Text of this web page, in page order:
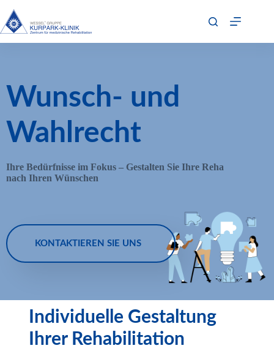
Wunsch- und
Wahlrecht
Ihre Bedürfnisse im Fokus – Gestalten Sie Ihre Reha
nach Ihren Wünschen
KONTAKTIEREN SIE UNS
Individuelle Gestaltung
Ihrer Rehabilitation